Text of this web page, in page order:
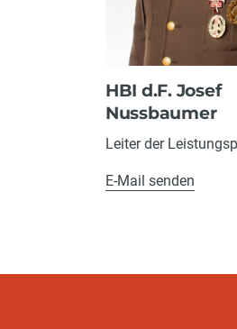
HBI d.F. Josef
Nussbaumer
Leiter der
E-Mail senden